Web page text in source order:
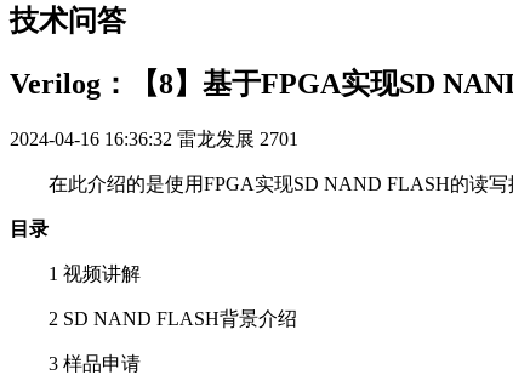
技术问答
Verilog：【8】基于FPGA实现SD
2024-04-16 16:36:32 雷龙发展 2701
在此介绍的是使用FPGA实现SD NAND FLASH的读写
目录
1 视频讲解
2 SD NAND FLASH背景介绍
3 样品申请